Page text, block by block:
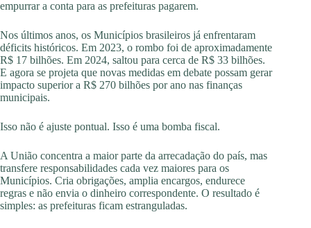
empurrar a conta para as prefeituras pagarem.
Nos últimos anos, os Municípios brasileiros já enfrentaram
déficits históricos. Em 2023, o rombo foi de aproximadamente
R$ 17 bilhões. Em 2024, saltou para cerca de R$ 33 bilhões.
E agora se projeta que novas medidas em debate possam gerar
impacto superior a R$ 270 bilhões por ano nas finanças
municipais.
Isso não é ajuste pontual. Isso é uma bomba fiscal.
A União concentra a maior parte da arrecadação do país, mas
transfere responsabilidades cada vez maiores para os
Municípios. Cria obrigações, amplia encargos, endurece
regras e não envia o dinheiro correspondente. O resultado é
simples: as prefeituras ficam estranguladas.